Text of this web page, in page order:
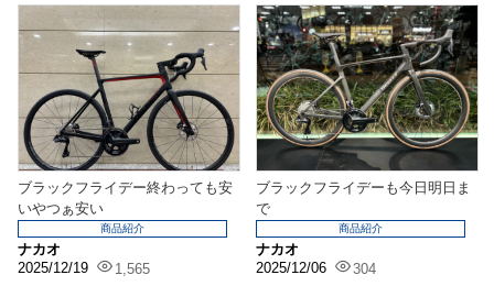
ブラックフライデー終わっても安
いやつぁ安い
ナカオ
2025/12/19
1,565
商品紹介
ブラックフライデーも今日明日ま
で
ナカオ
2025/12/06
304
商品紹介